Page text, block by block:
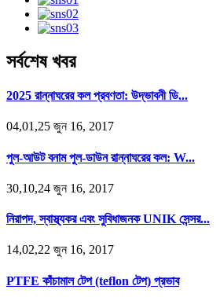
সর্বশেষ খবর
2025 রান্নাঘরের কল প্রবণতা: উদ্ভাবনী ডি...
04,01,25 জুন 16, 2017
পুল-আউট বনাম পুল-ডাউন রান্নাঘরের কল: W...
30,10,24 জুন 16, 2017
নিরাপদ, স্বাস্থ্যকর এবং সুবিধাজনক UNIK সেন্সর...
14,02,22 জুন 16, 2017
PTFE কাঁচামাল টেপ (teflon টেপ) প্রভাব